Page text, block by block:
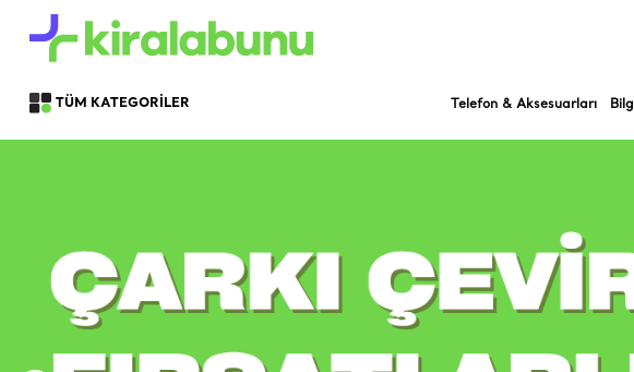
TÜM KATEGORİLER Telefon & Aksesuarları